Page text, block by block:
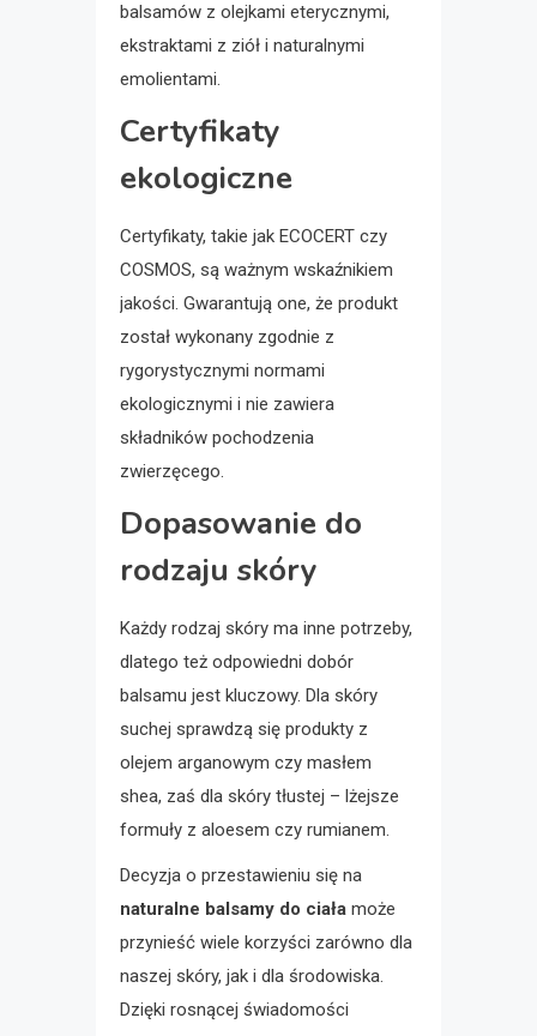
balsamów z olejkami eterycznymi,
ekstraktami z ziół i naturalnymi
emolientami.
Certyfikaty
ekologiczne
Certyfikaty, takie jak ECOCERT czy
COSMOS, są ważnym wskaźnikiem
jakości. Gwarantują one, że produkt
został wykonany zgodnie z
rygorystycznymi normami
ekologicznymi i nie zawiera
składników pochodzenia
zwierzęcego.
Dopasowanie do
rodzaju skóry
Każdy rodzaj skóry ma inne potrzeby,
dlatego też odpowiedni dobór
balsamu jest kluczowy. Dla skóry
suchej sprawdzą się produkty z
olejem arganowym czy masłem
shea, zaś dla skóry tłustej – lżejsze
formuły z aloesem czy rumianem.
Decyzja o przestawieniu się na
naturalne balsamy do ciała może
przynieść wiele korzyści zarówno dla
naszej skóry, jak i dla środowiska.
Dzięki rosnącej świadomości